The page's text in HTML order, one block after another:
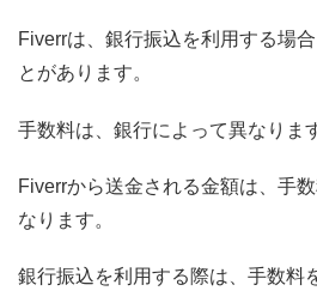
Fiverrは、銀行振込を利用する場
とがあります。
手数料は、銀行によって異なりま
Fiverrから送金される金額は、手
なります。
銀行振込を利用する際は、手数料